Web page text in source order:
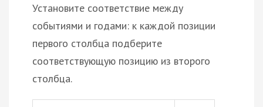
Установите соответствие между
событиями и годами: к каждой позиции
первого столбца подберите
соответствующую позицию из второго
столбца.